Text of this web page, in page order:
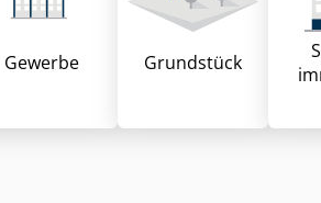
Gewerbe Grund­stück